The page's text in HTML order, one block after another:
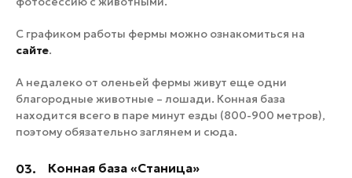
С графиком работы фермы можно ознакомиться на
сайте.
А недалеко от оленьей фермы живут еще одни
благородные животные – лошади. Конная база
находится всего в паре минут езды (800-900 метров),
поэтому обязательно заглянем и сюда.
03. Конная база «Станица»